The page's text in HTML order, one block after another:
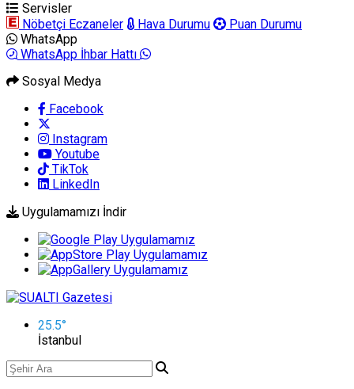
Servisler
Nöbetçi Eczaneler
Hava Durumu
Puan Durumu
WhatsApp
WhatsApp İhbar Hattı
Sosyal Medya
Facebook
Instagram
Youtube
TikTok
LinkedIn
Uygulamamızı İndir
25.5°
İstanbul